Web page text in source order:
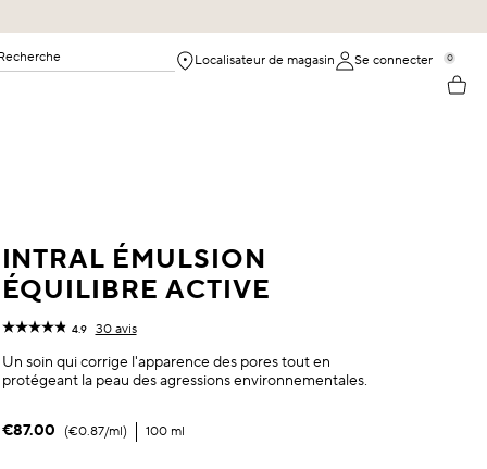
Localisateur de magasin Se connecter 0
INTRAL ÉMULSION
ÉQUILIBRE ACTIVE
4.9 30 avis
Un soin qui corrige l'apparence des pores tout en
protégeant la peau des agressions environnementales.
€87.00 €0.87/ml 100 ml